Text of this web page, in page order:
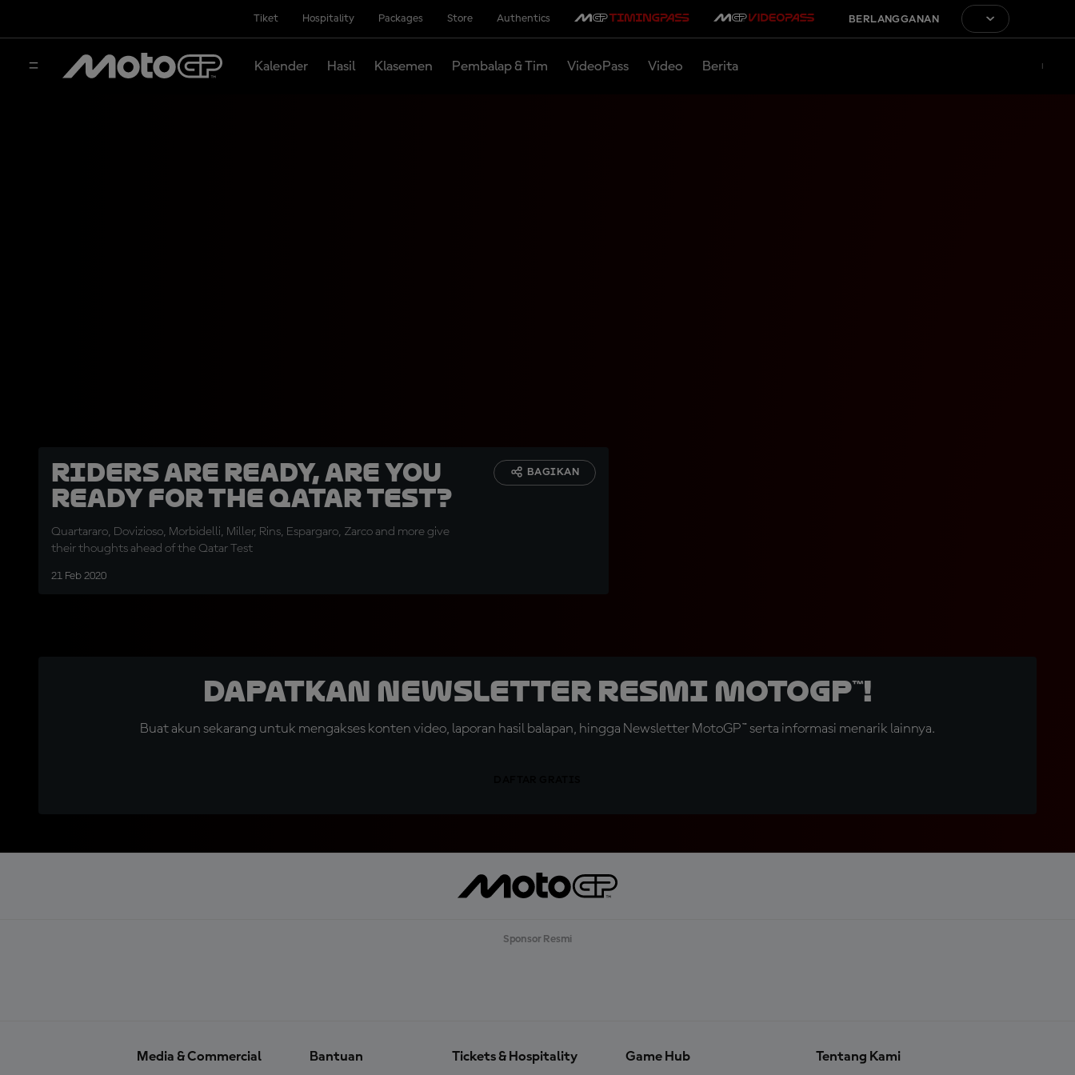
Tiket Hospitality Packages Store Authentics BERLANGGANAN
Kalender Hasil Klasemen Pembalap & Tim VideoPass Video Berita
Riders are ready, are you
ready for the Qatar Test?
Quartararo, Dovizioso, Morbidelli, Miller, Rins, Espargaro, Zarco and more give
their thoughts ahead of the Qatar Test
21 Feb 2020
BAGIKAN
Dapatkan Newsletter Resmi MotoGP™!
Buat akun sekarang untuk mengakses konten video, laporan hasil balapan, hingga Newsletter MotoGP™ serta informasi menarik lainnya.
Sponsor Resmi
Media & Commercial Bantuan Tickets & Hospitality Game Hub Tentang Kami